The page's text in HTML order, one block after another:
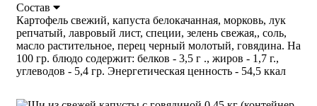
Состав
Картофель свежий, капуста белокачанная, морковь, лук
репчатый, лавровый лист, специи, зелень свежая,, соль,
масло растительное, перец черный молотый, говядина. На
100 гр. блюдо содержит: белков - 3,5 г ., жиров - 1,7 г.,
углеводов - 5,4 гр. Энергетическая ценность - 54,5 ккал